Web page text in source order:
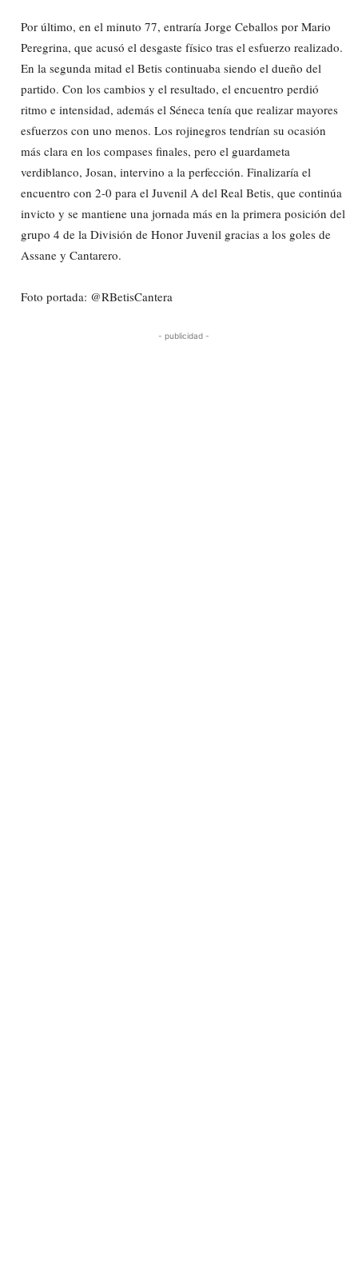
Por último, en el minuto 77, entraría Jorge Ceballos por Mario
Peregrina, que acusó el desgaste físico tras el esfuerzo realizado.
En la segunda mitad el Betis continuaba siendo el dueño del
partido. Con los cambios y el resultado, el encuentro perdió
ritmo e intensidad, además el Séneca tenía que realizar mayores
esfuerzos con uno menos. Los rojinegros tendrían su ocasión
más clara en los compases finales, pero el guardameta
verdiblanco, Josan, intervino a la perfección. Finalizaría el
encuentro con 2-0 para el Juvenil A del Real Betis, que continúa
invicto y se mantiene una jornada más en la primera posición del
grupo 4 de la División de Honor Juvenil gracias a los goles de
Assane y Cantarero.
Foto portada: @RBetisCantera
- publicidad -